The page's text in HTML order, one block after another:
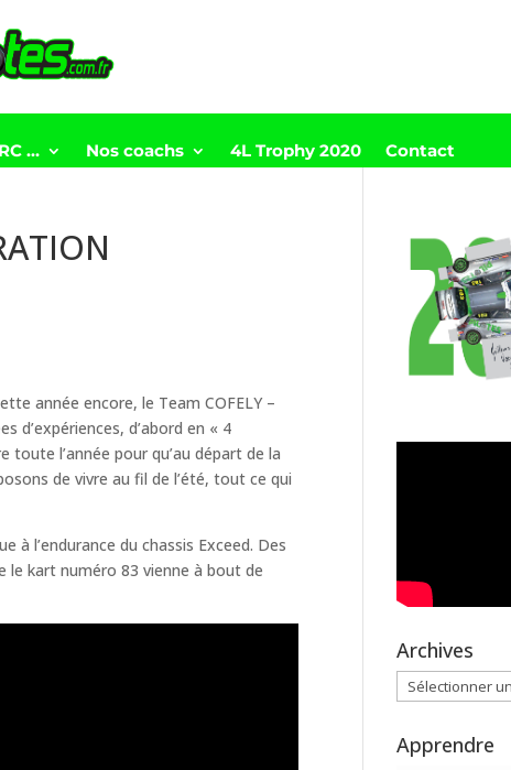
… Nos coachs 4L Trophy 2020 Contact
année encore, le Team COFELY –
d’expériences, d’abord en « 4
l’année pour qu’au départ de la
de vivre au fil de l’été, tout ce qui
l’endurance du chassis Exceed. Des
le kart numéro 83 vienne à bout de
Archives
Archives
Apprendre